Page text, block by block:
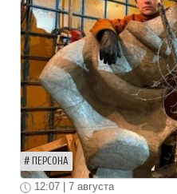
ПЕРСОНА
12:07 | 7 августа